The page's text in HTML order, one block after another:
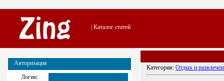
| Каталог статей
Авторизация
Логин:
Категория: Отдых и